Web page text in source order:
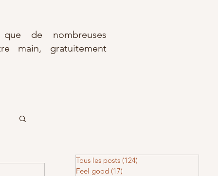
de nombreuses
main, gratuitement
Tous les posts (124)
Feel good (17)